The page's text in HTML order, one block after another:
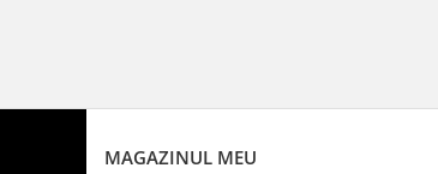
MAGAZINUL MEU